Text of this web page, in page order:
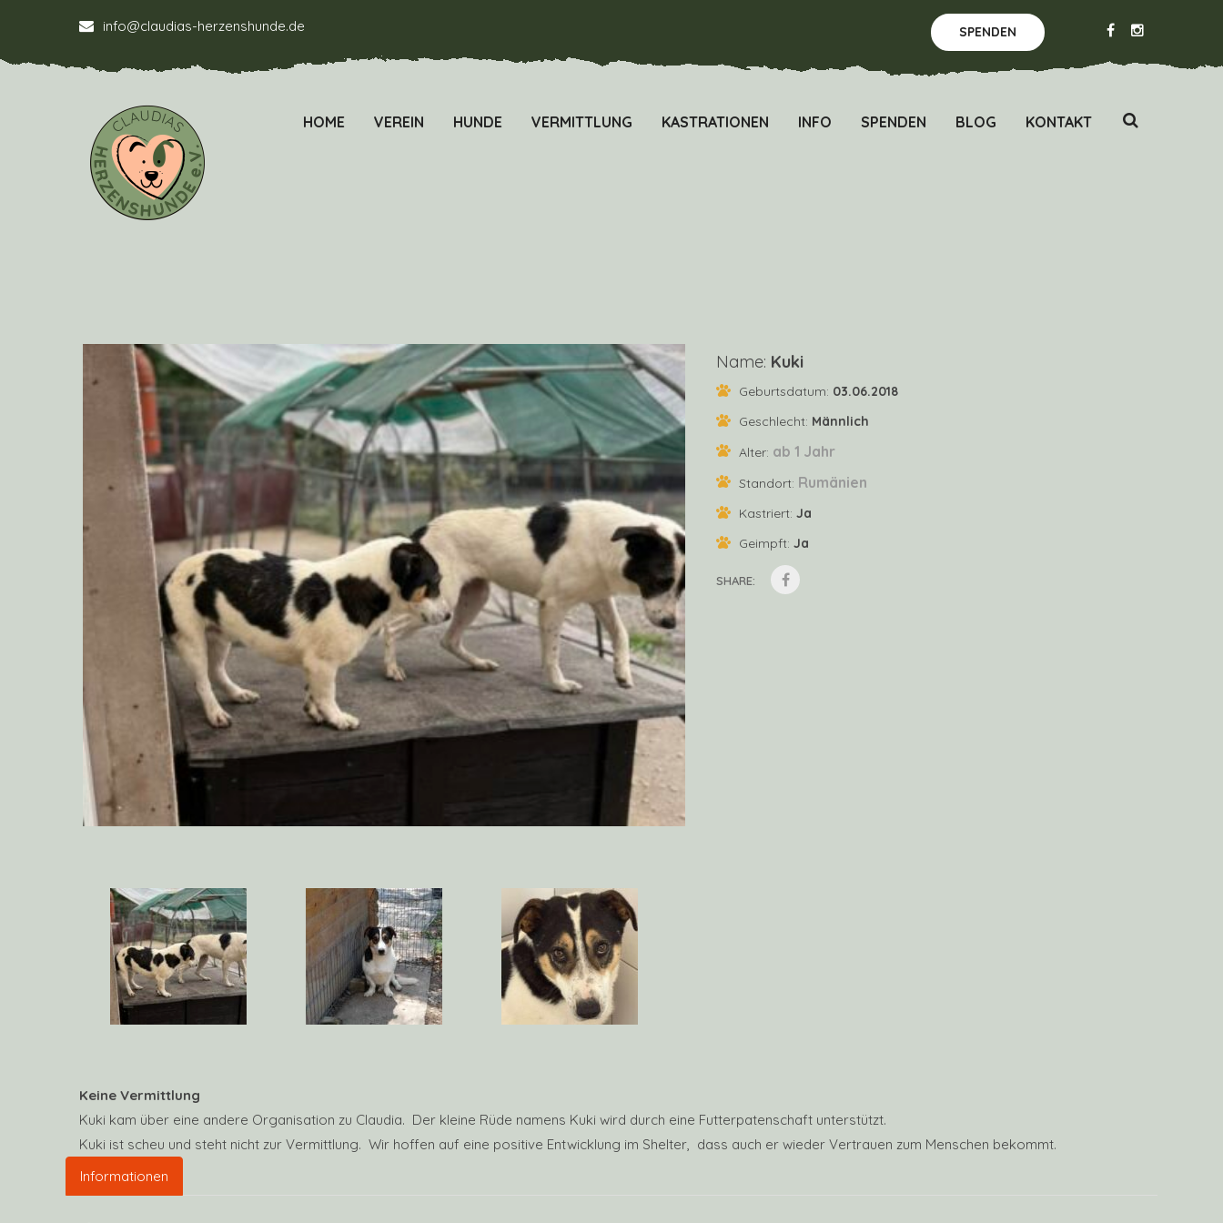
info@claudias-herzenshunde.de SPENDEN
HOME VEREIN HUNDE VERMITTLUNG KASTRATIONEN INFO SPENDEN BLOG KONTAKT
Name: Kuki
Geburtsdatum: 03.06.2018
Geschlecht: Männlich
Alter: ab 1 Jahr
Standort: Rumänien
Kastriert: Ja
Geimpft: Ja
SHARE:
Keine Vermittlung
Kuki kam über eine andere Organisation zu Claudia. Der kleine Rüde namens Kuki wird durch eine Futterpatenschaft unterstützt.
Kuki ist scheu und steht nicht zur Vermittlung. Wir hoffen auf eine positive Entwicklung im Shelter, dass auch er wieder Vertrauen zum Menschen bekommt.
Informationen